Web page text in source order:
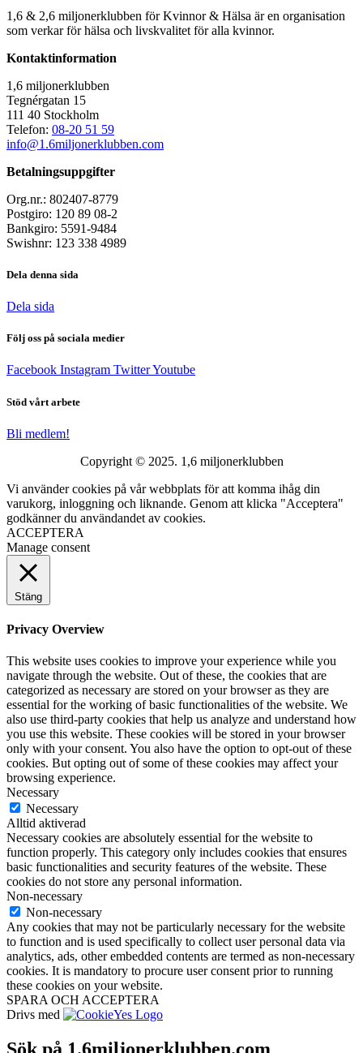
1,6 & 2,6 miljonerklubben för Kvinnor & Hälsa är en organisation
som verkar för hälsa och livskvalitet för alla kvinnor.
Kontaktinformation
1,6 miljonerklubben
Tegnérgatan 15
111 40 Stockholm
Telefon: 08-20 51 59
info@1.6miljonerklubben.com
Betalningsuppgifter
Org.nr.: 802407-8779
Postgiro: 120 89 08-2
Bankgiro: 5591-9484
Swishnr: 123 338 4989
Dela denna sida
Dela sida
Följ oss på sociala medier
Facebook Instagram TwitterYoutube
Stöd vårt arbete
Bli medlem!
Copyright © 2025. 1,6 miljonerklubben
Vi använder cookies på vår webbplats för att komma ihåg din
varukorg, inloggning och liknande. Genom att klicka "Acceptera"
godkänner du användandet av cookies.
ACCEPTERA
Manage consent
Stäng
Privacy Overview
This website uses cookies to improve your experience while you
navigate through the website. Out of these, the cookies that are
categorized as necessary are stored on your browser as they are
essential for the working of basic functionalities of the website. We
also use third-party cookies that help us analyze and understand how
you use this website. These cookies will be stored in your browser
only with your consent. You also have the option to opt-out of these
cookies. But opting out of some of these cookies may affect your
browsing experience.
Necessary
Necessary
Alltid aktiverad
Necessary cookies are absolutely essential for the website to
function properly. This category only includes cookies that ensures
basic functionalities and security features of the website. These
cookies do not store any personal information.
Non-necessary
Non-necessary
Any cookies that may not be particularly necessary for the website
to function and is used specifically to collect user personal data via
analytics, ads, other embedded contents are termed as non-necessary
cookies. It is mandatory to procure user consent prior to running
these cookies on your website.
SPARA OCH ACCEPTERA
Drivs med